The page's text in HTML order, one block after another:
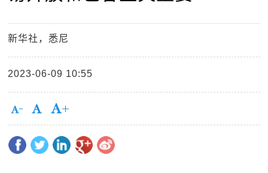
新华社，悉尼
2023-06-09 10:55